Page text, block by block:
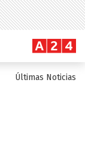
Últimas Noticias